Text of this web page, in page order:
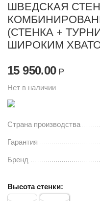
ШВЕДСКАЯ
(СТЕНКА +
ШИРОКИМ
15 950.00 Р
Нет в наличии
Страна производства
Гарантия
Бренд
Высота стенки: